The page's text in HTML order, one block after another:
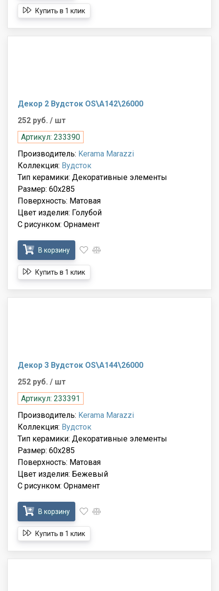
Купить в 1 клик
Декор 2 Вудсток OS\A142\26000
252 руб. / шт
Артикул: 233390
Производитель: Kerama Marazzi
Коллекция: Вудсток
Тип керамики: Декоративные элементы
Размер: 60x285
Поверхность: Матовая
Цвет изделия: Голубой
С рисунком: Орнамент
В корзину
Купить в 1 клик
Декор 3 Вудсток OS\A144\26000
252 руб. / шт
Артикул: 233391
Производитель: Kerama Marazzi
Коллекция: Вудсток
Тип керамики: Декоративные элементы
Размер: 60x285
Поверхность: Матовая
Цвет изделия: Бежевый
С рисунком: Орнамент
В корзину
Купить в 1 клик